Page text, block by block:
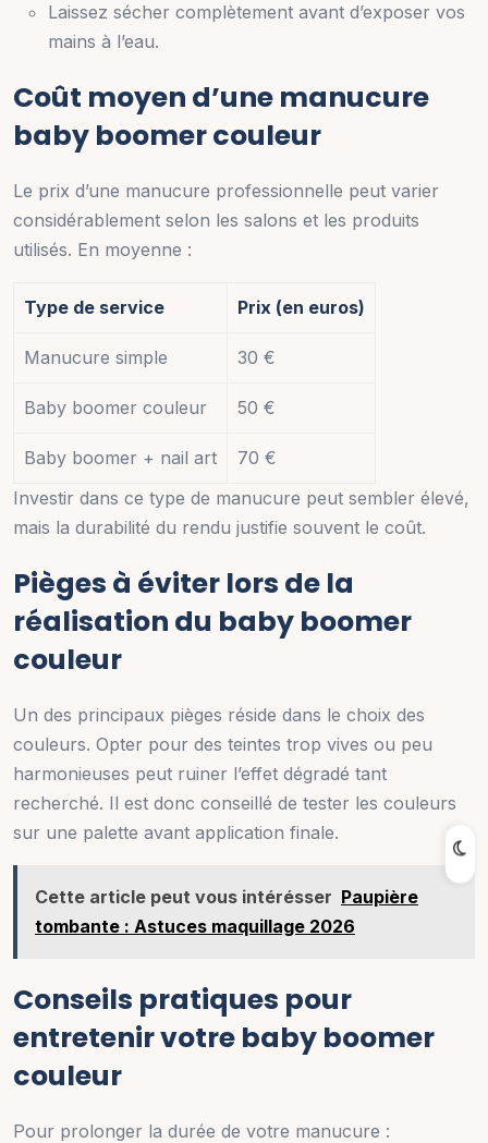
Laissez sécher complètement avant d’exposer vos
mains à l’eau.
Coût moyen d’une manucure
baby boomer couleur
Le prix d’une manucure professionnelle peut varier
considérablement selon les salons et les produits
utilisés. En moyenne :
Type de service Prix (en euros)
Manucure simple 30 €
Baby boomer couleur 50 €
Baby boomer + nail art
70 €
Investir dans ce type de manucure peut sembler élevé,
mais la durabilité du rendu justifie souvent le coût.
Pièges à éviter lors de la
réalisation du baby boomer
couleur
Un des principaux pièges réside dans le choix des
couleurs. Opter pour des teintes trop vives ou peu
harmonieuses peut ruiner l’effet dégradé tant
recherché. Il est donc conseillé de tester les couleurs
sur une palette avant application finale.
Cette article peut vous intérésser Paupière
tombante : Astuces maquillage 2026
Conseils pratiques pour
entretenir votre baby boomer
couleur
Pour prolonger la durée de votre manucure :